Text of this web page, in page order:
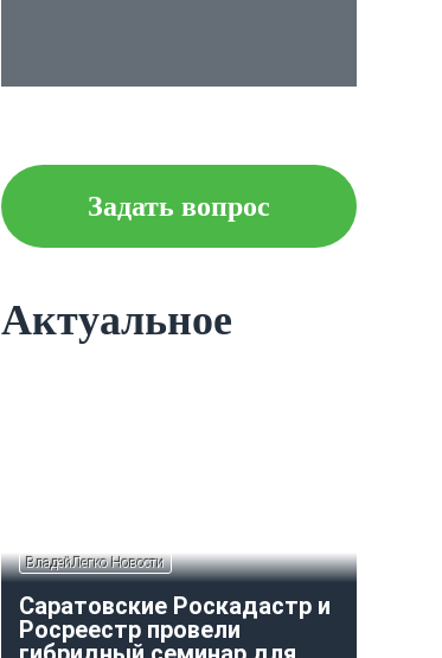
Что следует знать об
Задать вопрос
Актуальное
ВладейЛегко Новости
Саратовские Роскадастр и
Росреестр провели